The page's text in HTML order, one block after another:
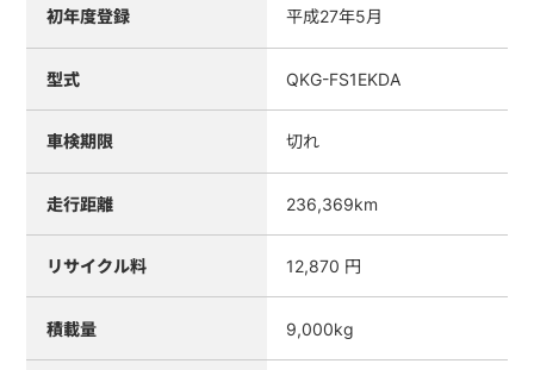
初年度登録 平成27年5月
型式 QKG-FS1EKDA
車検期限 切れ
走行距離 236,369km
リサイクル料 12,870 円
積載量 9,000kg